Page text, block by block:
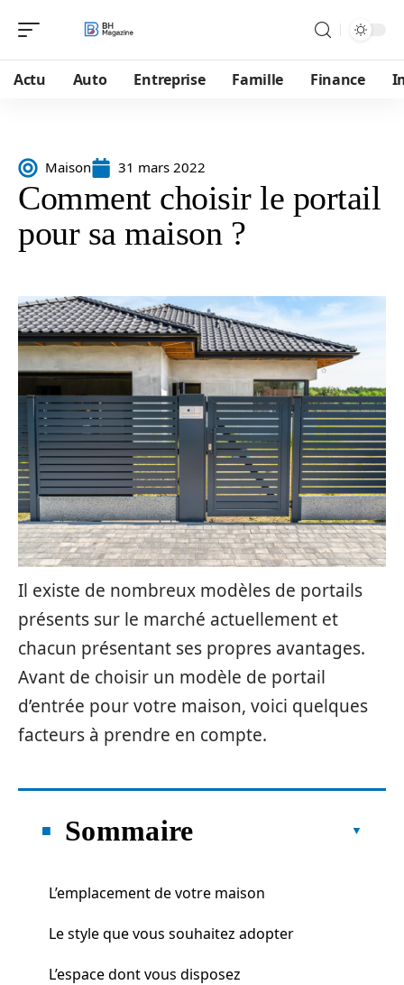
Actu Auto Entreprise Famille Finance
Maison 31 mars 2022
Comment choisir le portail
pour sa maison ?
Il existe de nombreux modèles de portails
présents sur le marché actuellement et
chacun présentant ses propres avantages.
Avant de choisir un modèle de portail
d’entrée pour votre maison, voici quelques
facteurs à prendre en compte.
Sommaire
L’emplacement de votre maison
Le style que vous souhaitez adopter
L’espace dont vous disposez